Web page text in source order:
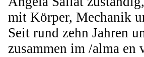
mit Körper, Mechanik
Seit rund zehn Jahren
zusammen im /alma